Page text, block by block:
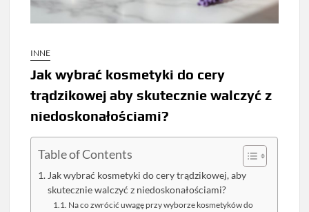
INNE
Jak wybrać kosmetyki do cery
trądzikowej aby skutecznie walczyć z
niedoskonałościami?
Table of Contents
Jak wybrać kosmetyki do cery trądzikowej, aby
skutecznie walczyć z niedoskonałościami?
Na co zwrócić uwagę przy wyborze kosmetyków do